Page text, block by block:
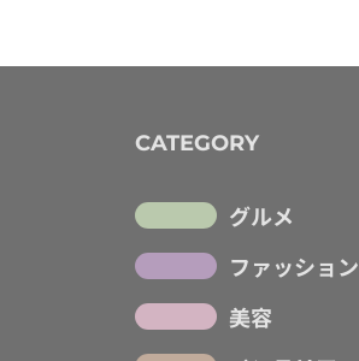
CATEGORY
グルメ
ファッション
美容